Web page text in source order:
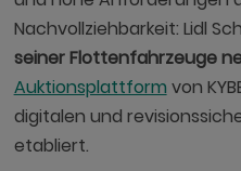
Nachvollziehbarkeit: Lidl
seiner Flottenfahrzeuge
Auktionsplattform von
digitalen und
etabliert.